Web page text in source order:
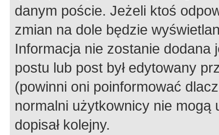
danym poście. Jeżeli ktoś
zmian na dole będzie
Informacja nie zostanie dodana
postu lub post był edytowany
(powinni oni poinformować
normalni użytkownicy nie
dopisał kolejny.